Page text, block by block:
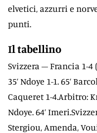
elvetici, azzurri e
punti.
Il tabellino
Svizzera – Francia 1-4
35’ Ndoye 1-1. 65’
Caqueret 1-4.Arbitro:
Ndoye. 64’
Stergiou, Amenda,